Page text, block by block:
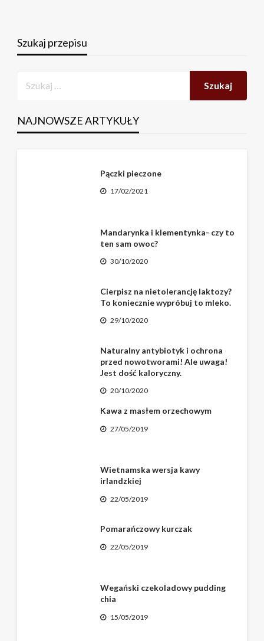
Szukaj przepisu
NAJNOWSZE ARTYKUŁY
Pączki pieczone
17/02/2021
Mandarynka i klementynka- czy to
ten sam owoc?
30/10/2020
Cierpisz na nietolerancję laktozy?
To koniecznie wypróbuj to mleko.
29/10/2020
Naturalny antybiotyk i ochrona
przed nowotworami! Ale uwaga!
Jest dość kaloryczny.
20/10/2020
Kawa z masłem orzechowym
27/05/2019
Wietnamska wersja kawy
irlandzkiej
22/05/2019
Pomarańczowy kurczak
22/05/2019
Wegański czekoladowy pudding
chia
15/05/2019